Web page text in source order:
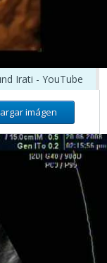
Irati - YouTube
imágen